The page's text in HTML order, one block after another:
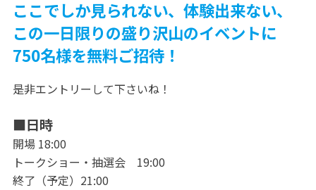
ここでしか見られない、体験出来ない、
この一日限りの盛り沢山のイベントに
750名様を無料ご招待！
是非エントリーして下さいね！
■日時
開場 18:00
トークショー・抽選会 19:00
終了（予定）21:00